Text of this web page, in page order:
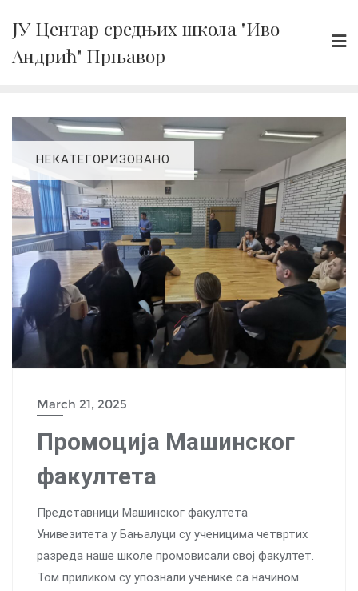
content
ЈУ Центар средњих школа "Иво
Андрић" Прњавор
НЕКАТЕГОРИЗОВАНО
March 21, 2025
Промоција Машинског
факултета
Представници Машинског факултета
Унивезитета у Бањалуци су ученицима четвртих
разреда наше школе промовисали свој факултет.
Том приликом су упознали ученике са начином